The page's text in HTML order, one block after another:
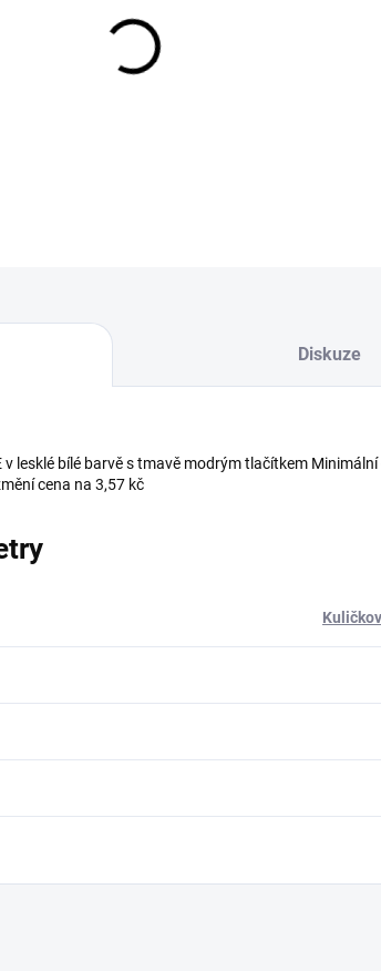
Diskuze
v lesklé bílé barvě s tmavě modrým tlačítkem
cena na 3,57 kč